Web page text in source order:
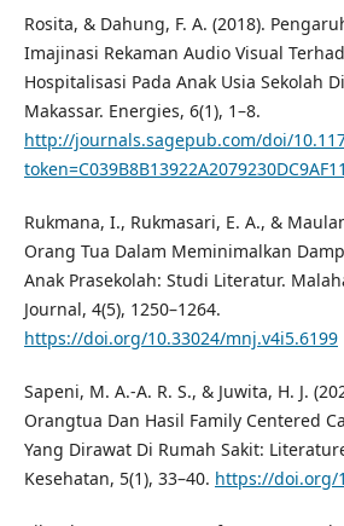
Rosita, & Dahung, F. A. (2018).
Imajinasi Rekaman Audio Visual
Hospitalisasi Pada Anak Usia Sekolah
Makassar. Energies, 6(1), 1–8.
http://journals.sagepub.com/doi/
Rukmana, I., Rukmasari, E. A., &
Orang Tua Dalam Meminimalkan
Anak Prasekolah: Studi Literatur.
Journal, 4(5), 1250–1264.
https://doi.org/10.33024/mnj.v4i5.6199
Sapeni, M. A.-A. R. S., & Juwita, H. J.
Orangtua Dan Hasil Family Centered
Yang Dirawat Di Rumah Sakit:
Kesehatan, 5(1), 33–40. https://doi.org/